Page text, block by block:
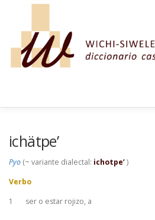
Saltar al contenido
ichätpe’
Pyo (~ variante dialectal: ichotpe’)
Verbo
1
ser o estar rojizo, a